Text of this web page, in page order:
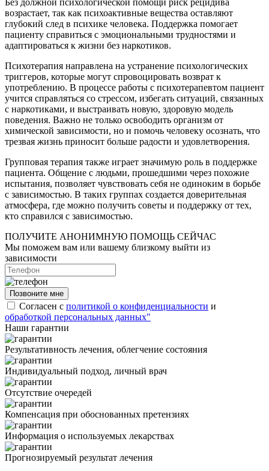
Без должной психологической помощи риск рецидива
возрастает, так как психоактивные вещества оставляют
глубокий след в психике человека. Поддержка помогает
пациенту справиться с эмоциональными трудностями и
адаптироваться к жизни без наркотиков.
Психотерапия направлена на устранение психологических
триггеров, которые могут спровоцировать возврат к
употреблению. В процессе работы с психотерапевтом пациент
учится справляться со стрессом, избегать ситуаций, связанных
с наркотиками, и выстраивать новую, здоровую модель
поведения. Важно не только освободить организм от
химической зависимости, но и помочь человеку осознать, что
трезвая жизнь приносит больше радости и удовлетворения.
Групповая терапия также играет значимую роль в поддержке
пациента. Общение с людьми, прошедшими через похожие
испытания, позволяет чувствовать себя не одиноким в борьбе
с зависимостью. В таких группах создается доверительная
атмосфера, где можно получить советы и поддержку от тех,
кто справился с зависимостью.
ПОЛУЧИТЕ АНОНИМНУЮ ПОМОЩЬ СЕЙЧАС
Мы поможем вам или вашему близкому выйти из
зависимости
Позвоните мне
Согласен с политикой о конфиденциальности и
обработкой персональных данных"
Наши гарантии
Результативность лечения, облегчение состояния
Индивидуальный подход, личный врач
Отсутствие очередей
Компенсация при обоснованных претензиях
Информация о используемых лекарствах
Прогнозируемый результат лечения